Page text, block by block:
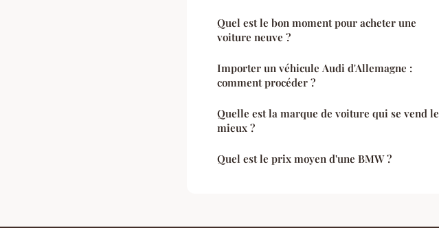
Quel est le bon moment pour acheter une
voiture neuve ?
Importer un véhicule Audi d'Allemagne :
comment procéder ?
Quelle est la marque de voiture qui se vend le
mieux ?
Quel est le prix moyen d'une BMW ?